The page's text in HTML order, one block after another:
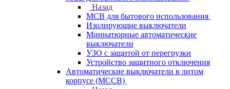
Назад
MCB для бытового использования
Изолирующие выключатели
Миниатюрные автоматические
выключатели
УЗО с защитой от перегрузки
Устройство защитного отключения
Автоматические выключатели в литом
корпусе (MCCB)